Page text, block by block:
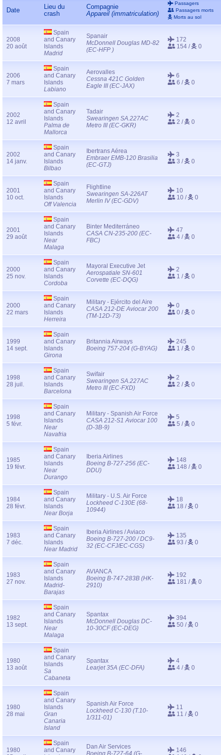
Date
Lieu du
crash
Compagnie
Appareil (immatriculation)
Passagers
Passagers morts
Morts au sol
2008
20 août
Spain
and Canary
Islands
Madrid
Spanair
McDonnell Douglas MD-82
(EC-HFP )
172
154 /
0
2006
7 mars
Spain
and Canary
Islands
Labiano
Aerovalles
Cessna 421C Golden
Eagle III (EC-JAX)
6
6 /
0
2002
12 avril
Spain
and Canary
Islands
Palma de
Mallorca
Tadair
Swearingen SA.227AC
Metro III (EC-GKR)
2
2 /
0
2002
14 janv.
Spain
and Canary
Islands
Bilbao
Ibertrans Aérea
Embraer EMB-120 Brasilia
(EC-GTJ)
3
3 /
0
2001
10 oct.
Spain
and Canary
Islands
Off Valencia
Flightline
Swearingen SA-226AT
Merlin IV (EC-GDV)
10
10 /
0
2001
29 août
Spain
and Canary
Islands
Near
Malaga
Binter Mediterráneo
CASA CN-235-200 (EC-
FBC)
47
4 /
0
2000
25 nov.
Spain
and Canary
Islands
Cordoba
Mayoral Executive Jet
Aerospatiale SN-601
Corvette (EC-DQG)
2
1 /
0
2000
22 mars
Spain
and Canary
Islands
Herreira
Military - Ejército del Aire
CASA 212-DE Aviocar 200
(TM-12D-73)
0
0 /
0
1999
14 sept.
Spain
and Canary
Islands
Girona
Britannia Airways
Boeing 757-204 (G-BYAG)
245
1 /
0
1998
28 juil.
Spain
and Canary
Islands
Barcelona
Swifair
Swearingen SA.227AC
Metro III (EC-FXD)
2
2 /
0
1998
5 févr.
Spain
and Canary
Islands
Near
Navafria
Military - Spanish Air Force
CASA 212-S1 Aviocar 100
(D-3B-9)
5
5 /
0
1985
19 févr.
Spain
and Canary
Islands
Near
Durango
Iberia Airlines
Boeing B-727-256 (EC-
DDU)
148
148 /
0
1984
28 févr.
Spain
and Canary
Islands
Near Borja
Military - U.S. Air Force
Lockheed C-130E (68-
10944)
18
18 /
0
1983
7 déc.
Spain
and Canary
Islands
Near Madrid
Iberia Airlines / Aviaco
Boeing B-727-200 / DC9-
32 (EC-CFJ/EC-CGS)
135
93 /
0
1983
27 nov.
Spain
and Canary
Islands
Madrid-
Barajas
AVIANCA
Boeing B-747-283B (HK-
2910)
192
181 /
0
1982
13 sept.
Spain
and Canary
Islands
Near
Malaga
Spantax
McDonnell Douglas DC-
10-30CF (EC-DEG)
394
50 /
0
1980
13 août
Spain
and Canary
Islands
Sa
Cabaneta
Spantax
Learjet 35A (EC-DFA)
4
4 /
0
1980
28 mai
Spain
and Canary
Islands
Gran
Canaria
Island
Spanish Air Force
Lockheed C-130 (T.10-
1/311-01)
11
11 /
0
1980
Spain
and Canary
Dan Air Services
Boeing B-727-64 (G-
146